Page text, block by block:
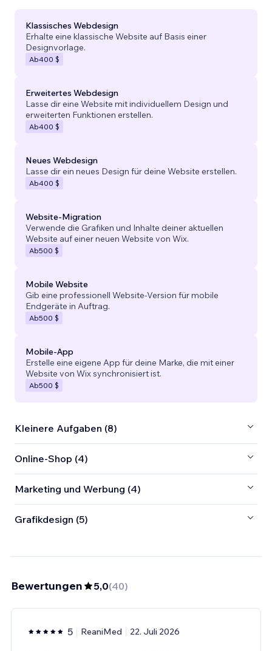
Klassisches Webdesign
Erhalte eine klassische Website auf Basis einer
Designvorlage.
Ab400 $
Erweitertes Webdesign
Lasse dir eine Website mit individuellem Design und
erweiterten Funktionen erstellen.
Ab400 $
Neues Webdesign
Lasse dir ein neues Design für deine Website erstellen.
Ab400 $
Website-Migration
Verwende die Grafiken und Inhalte deiner aktuellen
Website auf einer neuen Website von Wix.
Ab500 $
Mobile Website
Gib eine professionell Website-Version für mobile
Endgeräte in Auftrag.
Ab500 $
Mobile-App
Erstelle eine eigene App für deine Marke, die mit einer
Website von Wix synchronisiert ist.
Ab500 $
Kleinere Aufgaben (8)
Online-Shop (4)
Marketing und Werbung (4)
Grafikdesign (5)
Bewertungen 5,0(40)
5 ReaniMed 22. Juli 2026